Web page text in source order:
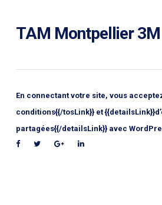
TAM Montpellier 3M
En connectant votre site, vous
conditions{{/tosLink}} et
partagées{{/detailsLink}} avec